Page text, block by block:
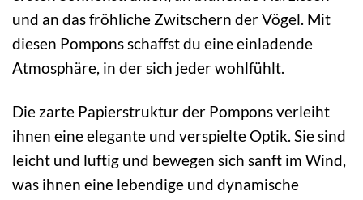
und an das fröhliche Zwitschern der Vögel. Mit
diesen Pompons schaffst du eine einladende
Atmosphäre, in der sich jeder wohlfühlt.
Die zarte Papierstruktur der Pompons verleiht
ihnen eine elegante und verspielte Optik. Sie sind
leicht und luftig und bewegen sich sanft im Wind,
was ihnen eine lebendige und dynamische